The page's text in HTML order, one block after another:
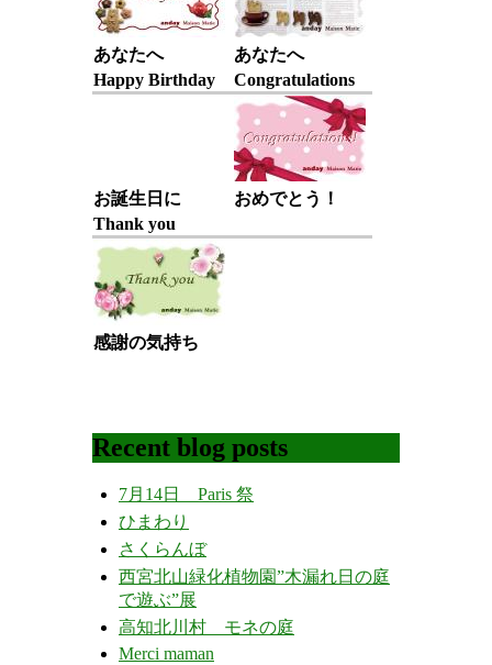
あなたへ
あなたへ
Happy Birthday
Congratulations
お誕生日に
おめでとう！
Thank you
感謝の気持ち
Recent blog posts
7月14日 Paris 祭
ひまわり
さくらんぼ
西宮北山緑化植物園”木漏れ日の庭
で遊ぶ”展
高知北川村 モネの庭
Merci maman